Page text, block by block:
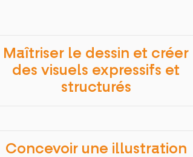
Maîtriser le dessin et créer
des visuels expressifs et
structurés
Concevoir une illustration